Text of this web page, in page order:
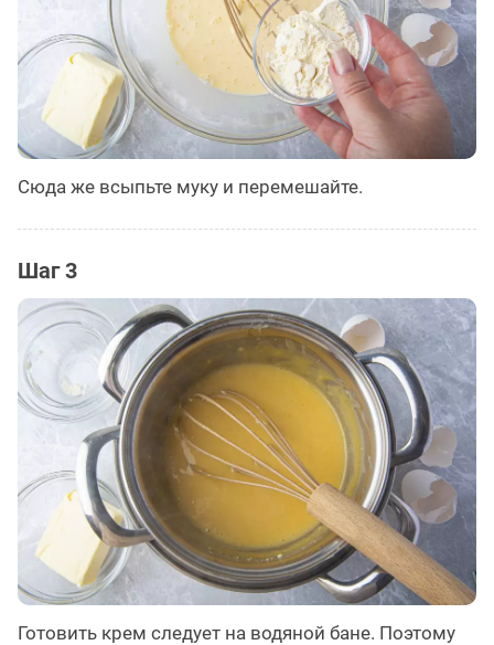
Сюда же всыпьте муку и перемешайте.
Шаг 3
Готовить крем следует на водяной бане. Поэтому